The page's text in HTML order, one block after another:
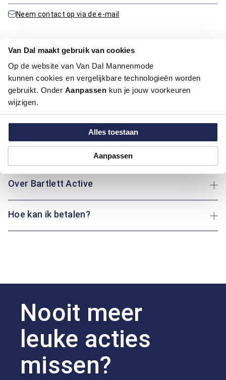
Van Dal maakt gebruik van cookies
Op de website van Van Dal Mannenmode
kunnen cookies en vergelijkbare technologieën worden
gebruikt. Onder Aanpassen kun je jouw voorkeuren
wijzigen.
Alles toestaan
Aanpassen
Neem contact op via de e-mail
Productinformatie
Artikelnummer
1016337-41-26
Kleur:
Midden Groen
Materiaal:
Pasvorm:
Regular Fit
Motief:
Uni motief
Over Bartlett Active
Hoe kan ik betalen?
Nooit meer
leuke acties
missen?